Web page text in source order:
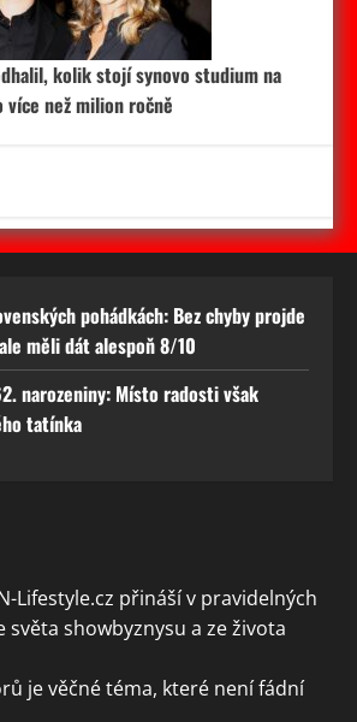
kolik stojí synovo studium na
více než milion ročně
pohádkách: Bez chyby projde
měli dát alespoň 8/10
narozeniny: Místo radosti však
tatínka
Lifestyle.cz přináší v pravidelných
světa showbyznysu a ze života
je věčné téma, které není fádní